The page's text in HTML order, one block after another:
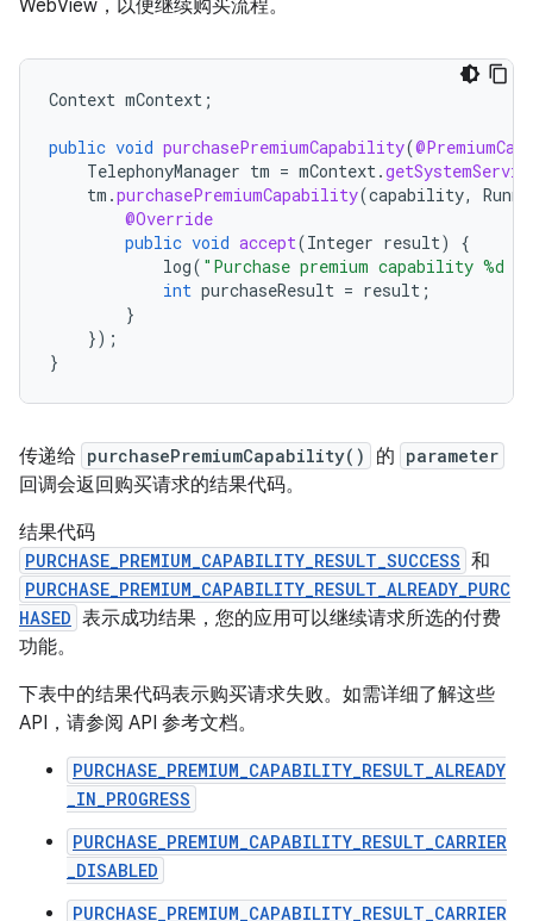
WebView，以便继续购买流程。
Context mContext ;
public void purchasePremiumCapability(
TelephonyManager tm = mContext.
tm .purchasePremiumCapability(capability,
@Override
public void accept(Integer result)
{
log( "Purchase premium capability %d
int purchaseResult = result ;
}
});
}
传递给 purchasePremiumCapability() 的 parameter
回调会返回购买请求的结果代码。
结果代码
PURCHASE_PREMIUM_CAPABILITY_RESULT_SUCCESS 和
PURCHASE_PREMIUM_CAPABILITY_RESULT_ALREADY_PURC
HASED 表示成功结果，您的应用可以继续请求所选的付费
功能。
下表中的结果代码表示购买请求失败。如需详细了解这些
API，请参阅 API 参考文档。
PURCHASE_PREMIUM_CAPABILITY_RESULT_ALREADY
_IN_PROGRESS
PURCHASE_PREMIUM_CAPABILITY_RESULT_CARRIER
_DISABLED
PURCHASE_PREMIUM_CAPABILITY_RESULT_CARRIER